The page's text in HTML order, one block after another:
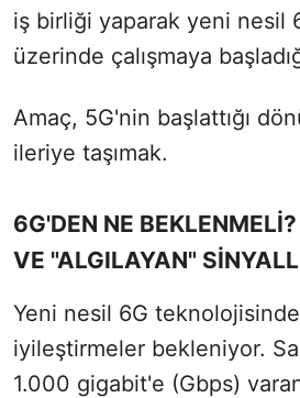
iş birliği yaparak yeni nesil
üzerinde çalışmaya
Amaç, 5G'nin başlattığı
ileriye taşımak.
6G'DEN NE
VE "ALGILAYAN"
Yeni nesil 6G
iyileştirmeler bekleniyor.
1.000 gigabit'e (Gbps)